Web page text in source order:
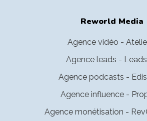
Reworld Media
Agence vidéo -
Agence leads -
Agence podcasts -
Agence influence -
Agence monétisation -